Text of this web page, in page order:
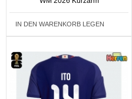
IN DEN WARENKORB LEGEN